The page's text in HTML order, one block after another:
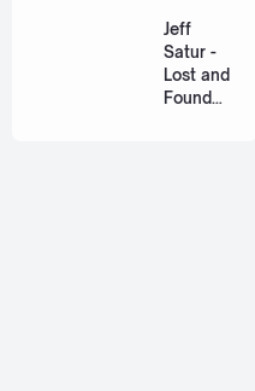
วิวาห์)
Ost. The
Paradise
of Thorns
Jeff
Satur -
Lost and
Found